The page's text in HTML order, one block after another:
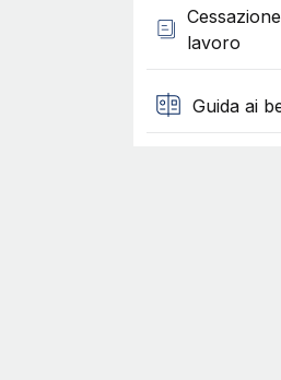
lavoro
Guida ai